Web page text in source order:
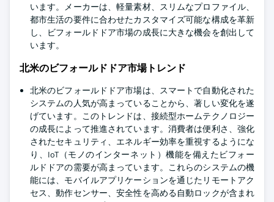
います。メーカーは、軽量素材、スリムなプロファイル、
都市生活の要件に合わせたカスタマイズ可能な構成を革新
し、ビフォールドドア市場の成長に大きな機会を創出して
います。
北米のビフォールドドア市場トレンド
北米のビフォールドドア市場は、スマートで自動化された
システムの人気が高まっていることから、著しい変化を遂
げています。このトレンドは、接続型ホームテクノロジー
の成長によって推進されています。消費者は便利さ、強化
されたセキュリティ、エネルギー効率を重視するようにな
り、IoT（モノのインターネット）機能を備えたビフォー
ルドドアの需要が高まっています。これらのシステムの機
能には、モバイルアプリケーションを通じたリモートアク
セス、動作センサー、安全性を高める自動ロックが含まれ